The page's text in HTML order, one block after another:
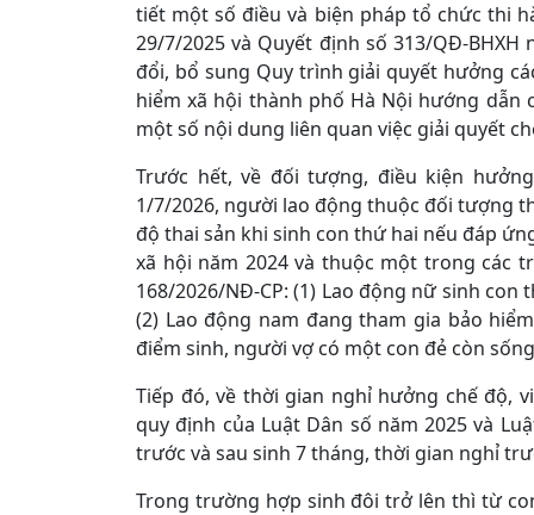
tiết một số điều và biện pháp tổ chức thi
29/7/2025 và Quyết định số 313/QĐ-
đổi, bổ sung Quy trình giải quyết hưởng
hiểm xã hội thành phố Hà Nội hướng dẫn
một số nội dung liên quan việc giải quyết
Trước hết, về đối tượng, điều kiện
1/7/2026, người lao động thuộc đối tượng
độ thai sản khi sinh con thứ hai nếu đáp
xã hội năm 2024 và thuộc một trong các
168/2026/NĐ-CP: (1) Lao động nữ sinh
(2) Lao động nam đang tham gia bảo
điểm sinh, người vợ có một con đẻ còn
Tiếp đó, về thời gian nghỉ hưởng chế độ,
quy định của Luật Dân số năm 2025 và
trước và sau sinh 7 tháng, thời gian nghỉ
Trong trường hợp sinh đôi trở lên thì từ